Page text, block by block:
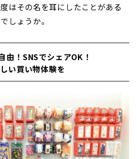
はその名を耳にしたことがある
しょうか。
由！SNSでシェアOK！
い買い物体験を